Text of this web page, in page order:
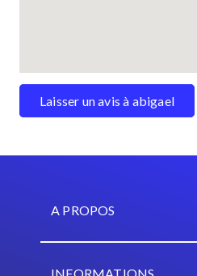
Laisser un avis à abigael
A PROPOS